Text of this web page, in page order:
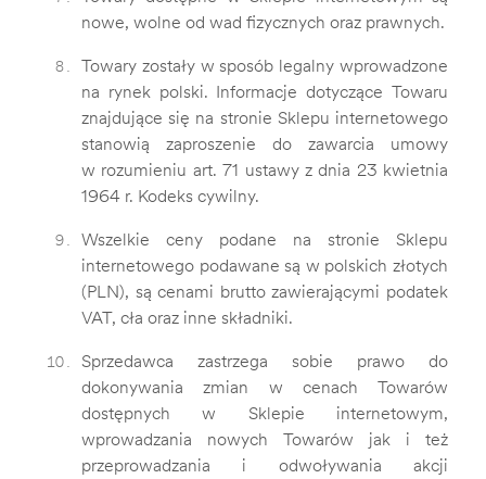
nowe, wolne od wad fizycznych oraz prawnych.
Towary zostały w sposób legalny wprowadzone
na rynek polski. Informacje dotyczące Towaru
znajdujące się na stronie Sklepu internetowego
stanowią zaproszenie do zawarcia umowy
w rozumieniu art. 71 ustawy z dnia 23 kwietnia
1964 r. Kodeks cywilny.
Wszelkie ceny podane na stronie Sklepu
internetowego podawane są w polskich złotych
(PLN), są cenami brutto zawierającymi podatek
VAT, cła oraz inne składniki.
Sprzedawca zastrzega sobie prawo do
dokonywania zmian w cenach Towarów
dostępnych w Sklepie internetowym,
wprowadzania nowych Towarów jak i też
przeprowadzania i odwoływania akcji